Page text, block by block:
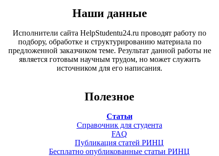
Наши данные
Исполнители сайта HelpStudentu24.ru проводят работу по
подбору, обработке и структурированию материала по
предложенной заказчиком теме. Результат данной работы не
является готовым научным трудом, но может служить
источником для его написания.
Полезное
Статьи
Справочник для студента
FAQ
Публикация статей РИНЦ
Бесплатно опубликованные статьи РИНЦ